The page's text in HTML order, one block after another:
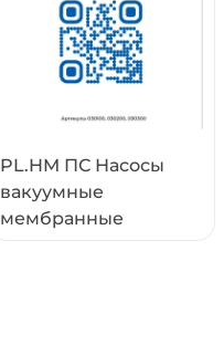
PL.HM ПС Насосы
вакуумные
мембранные
химически стойкие.